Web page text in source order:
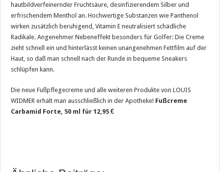
hautbildverfeinernder Fruchtsäure, desinfizierendem Silber und
erfrischendem Menthol an. Hochwertige Substanzen wie Panthenol
wirken zusätzlich beruhigend, Vitamin E neutralisiert schädliche
Radikale. Angenehmer Nebeneffekt besonders für Golfer: Die Creme
zieht schnell ein und hinterlässt keinen unangenehmen Fettfilm auf der
Haut, so daß man schnell nach der Runde in bequeme Sneakers
schlüpfen kann.
Die neue Fußpflegecreme und alle weiteren Produkte von LOUIS
WIDMER erhält man ausschließlich in der Apotheke! Fußcreme
Carbamid Forte, 50 ml für 12,95 €